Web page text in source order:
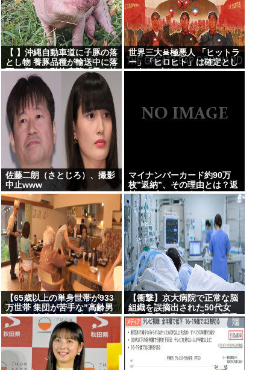
【 】沖縄自動車道に子豚の落
とし物 養豚品種が輸送中に落
下か 預かる動物病院「早く持
ち主見つかって」
世界三大☠極悪人 「ヒットラ
ー」「ヒロヒト」は確定とし
てあと1人は？
佐藤二朗（さとじろ）、撮影
中止www
マイナンバーカード約90万
枚”返納”、その理由とは？返
納した人にインタビュー
【65歳以上の単身世帯が933
万世帯 集団が苦手な”高齢男
性”はどう生きていく？】孤
独死のリスクも…専門家 「8
日以上見つからないのも圧倒
的に男性」
【衝撃】京大病院で正常な脳
組織を誤摘出された50代女
性、手足も動かせず自発呼吸
もできない重篤状態に…「意
識はある」